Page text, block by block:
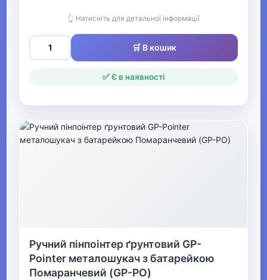
👆 Натисніть для детальної інформації
🛒 В кошик
✅ Є в наявності
Ручний пінпоінтер ґрунтовий GP-
Pointer металошукач з батарейкою
Помаранчевий (GP-PO)